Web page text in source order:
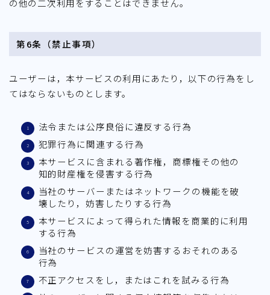
の他の二次利用をすることはできません。
第6条（禁止事項）
ユーザーは，本サービスの利用にあたり，以下の行為をし
てはならないものとします。
法令または公序良俗に違反する行為
犯罪行為に関連する行為
本サービスに含まれる著作権，商標権その他の
知的財産権を侵害する行為
当社のサーバーまたはネットワークの機能を破
壊したり，妨害したりする行為
本サービスによって得られた情報を商業的に利用
する行為
当社のサービスの運営を妨害するおそれのある
行為
不正アクセスをし，またはこれを試みる行為